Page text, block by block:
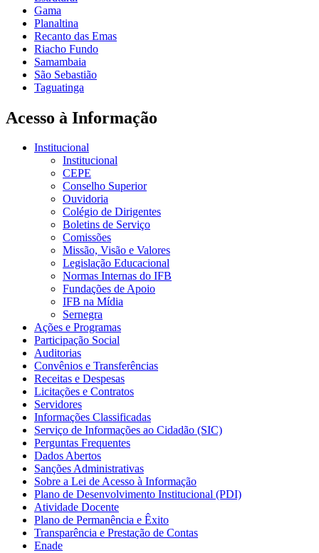
Gama
Planaltina
Recanto das Emas
Riacho Fundo
Samambaia
São Sebastião
Taguatinga
Acesso à Informação
Institucional
Institucional
CEPE
Conselho Superior
Ouvidoria
Colégio de Dirigentes
Boletins de Serviço
Comissões
Missão, Visão e Valores
Legislação Educacional
Normas Internas do IFB
Fundações de Apoio
IFB na Mídia
Sernegra
Ações e Programas
Participação Social
Auditorias
Convênios e Transferências
Receitas e Despesas
Licitações e Contratos
Servidores
Informações Classificadas
Serviço de Informações ao Cidadão (SIC)
Perguntas Frequentes
Dados Abertos
Sanções Administrativas
Sobre a Lei de Acesso à Informação
Plano de Desenvolvimento Institucional (PDI)
Atividade Docente
Plano de Permanência e Êxito
Transparência e Prestação de Contas
Enade